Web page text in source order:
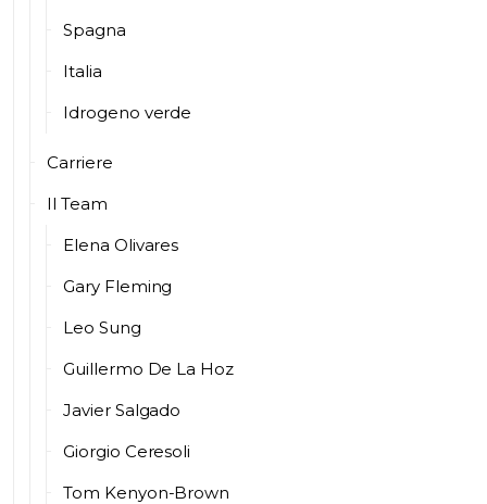
Spagna
Italia
Idrogeno verde
Carriere
Il Team
Elena Olivares
Gary Fleming
Leo Sung
Guillermo De La Hoz
Javier Salgado
Giorgio Ceresoli
Tom Kenyon-Brown